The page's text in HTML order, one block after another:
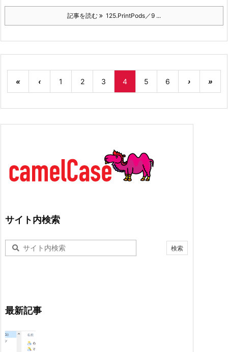
記事を読む 125.PrintPods／9 ...
« ‹ 1 2 3 4 5 6 › »
サイト内検索
最新記事